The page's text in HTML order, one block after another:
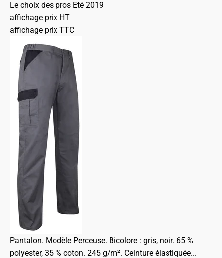
Le choix des pros Eté 2019
affichage prix HT
affichage prix TTC
Pantalon. Modèle Perceuse. Bicolore : gris, noir. 65 %
polyester, 35 % coton. 245 g/m². Ceinture élastiquée...